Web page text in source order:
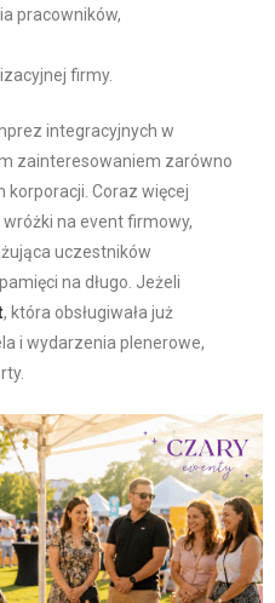
pracowników,
firmy.
integracyjnych w
zainteresowaniem zarówno
korporacji. Coraz więcej
na event firmowy,
uczestników
na długo. Jeżeli
, która obsługiwała już
i wydarzenia plenerowe,